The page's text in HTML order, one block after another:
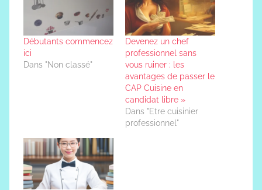
Débutants commencez
ici
Dans "Non classé"
Devenez un chef
professionnel sans
vous ruiner : les
avantages de passer le
CAP Cuisine en
candidat libre »
Dans "Etre cuisinier
professionnel"